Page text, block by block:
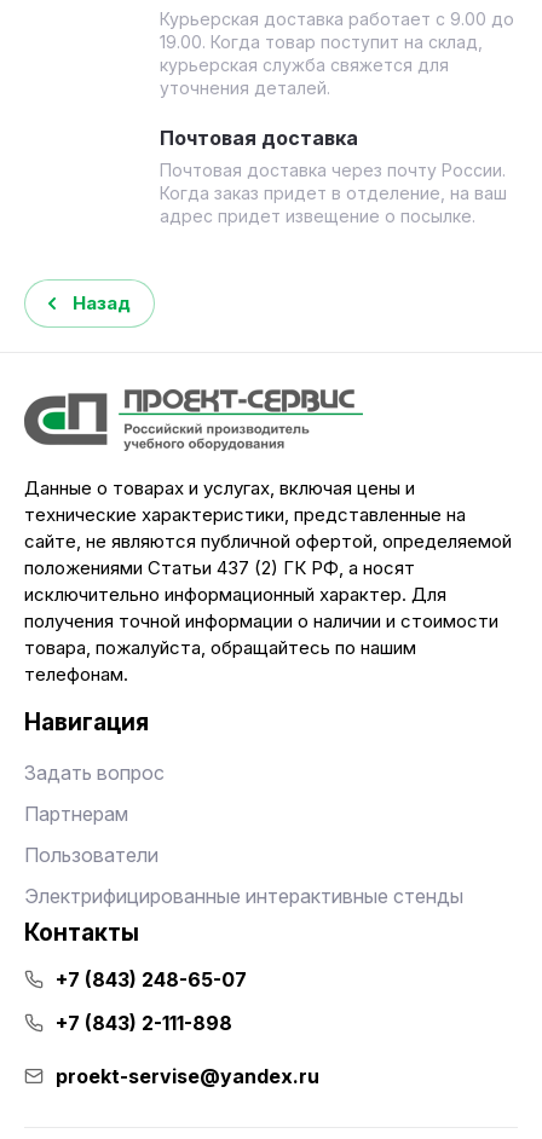
Курьерская доставка работает с 9.00 до
19.00. Когда товар поступит на склад,
курьерская служба свяжется для
уточнения деталей.
Почтовая доставка
Почтовая доставка через почту России.
Когда заказ придет в отделение, на ваш
адрес придет извещение о посылке.
Назад
Данные о товарах и услугах, включая цены и
технические характеристики, представленные на
сайте, не являются публичной офертой, определяемой
положениями Статьи 437 (2) ГК РФ, а носят
исключительно информационный характер. Для
получения точной информации о наличии и стоимости
товара, пожалуйста, обращайтесь по нашим
телефонам.
Навигация
Задать вопрос
Партнерам
Пользователи
Электрифицированные интерактивные стенды
Контакты
+7 (843) 248-65-07
+7 (843) 2-111-898
proekt-servise@yandex.ru